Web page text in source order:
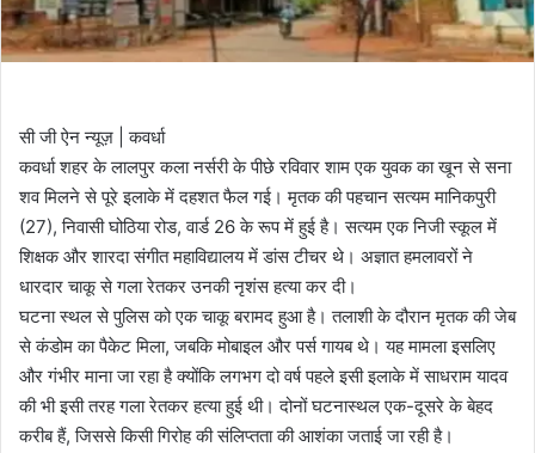
सी जी ऐन न्यूज़ | कवर्धा
कवर्धा शहर के लालपुर कला नर्सरी के पीछे रविवार शाम एक युवक का खून से सना
शव मिलने से पूरे इलाके में दहशत फैल गई। मृतक की पहचान सत्यम मानिकपुरी
(27), निवासी घोठिया रोड, वार्ड 26 के रूप में हुई है। सत्यम एक निजी स्कूल में
शिक्षक और शारदा संगीत महाविद्यालय में डांस टीचर थे। अज्ञात हमलावरों ने
धारदार चाकू से गला रेतकर उनकी नृशंस हत्या कर दी।
घटना स्थल से पुलिस को एक चाकू बरामद हुआ है। तलाशी के दौरान मृतक की जेब
से कंडोम का पैकेट मिला, जबकि मोबाइल और पर्स गायब थे। यह मामला इसलिए
और गंभीर माना जा रहा है क्योंकि लगभग दो वर्ष पहले इसी इलाके में साधराम यादव
की भी इसी तरह गला रेतकर हत्या हुई थी। दोनों घटनास्थल एक-दूसरे के बेहद
करीब हैं, जिससे किसी गिरोह की संलिप्तता की आशंका जताई जा रही है।